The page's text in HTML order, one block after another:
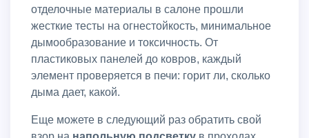
отделочные материалы в салоне прошли
жесткие тесты на огнестойкость, минимальное
дымообразование и токсичность. От
пластиковых панелей до ковров, каждый
элемент проверяется в печи: горит ли, сколько
дыма дает, какой.
Еще можете в следующий раз обратить свой